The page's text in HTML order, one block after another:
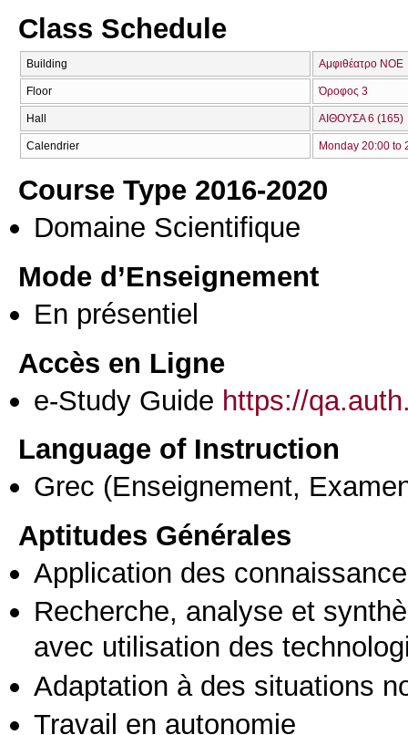
Class Schedule
Building Αμφιθέατρο ΝΟΕ
Floor Όροφος 3
Hall ΑΙΘΟΥΣΑ 6 (165)
Calendrier Monday 20:00 to
Course Type 2016-2020
Domaine Scientifique
Mode d’Enseignement
En présentiel
Accès en Ligne
e-Study Guide https://
Language of Instruction
Grec (Enseignement,
Aptitudes Générales
Application des
Recherche, analyse et
avec utilisation des
Adaptation à des situations
Travail en autonomie